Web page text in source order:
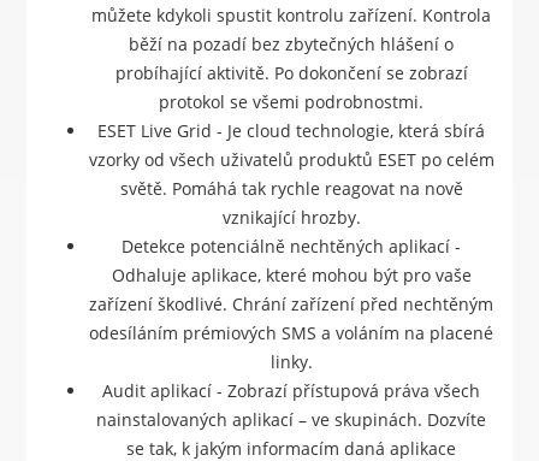
můžete kdykoli spustit kontrolu zařízení. Kontrola
běží na pozadí bez zbytečných hlášení o
probíhající aktivitě. Po dokončení se zobrazí
protokol se všemi podrobnostmi.
ESET Live Grid - Je cloud technologie, která sbírá
vzorky od všech uživatelů produktů ESET po celém
světě. Pomáhá tak rychle reagovat na nově
vznikající hrozby.
Detekce potenciálně nechtěných aplikací -
Odhaluje aplikace, které mohou být pro vaše
zařízení škodlivé. Chrání zařízení před nechtěným
odesíláním prémiových SMS a voláním na placené
linky.
Audit aplikací - Zobrazí přístupová práva všech
nainstalovaných aplikací – ve skupinách. Dozvíte
se tak, k jakým informacím daná aplikace